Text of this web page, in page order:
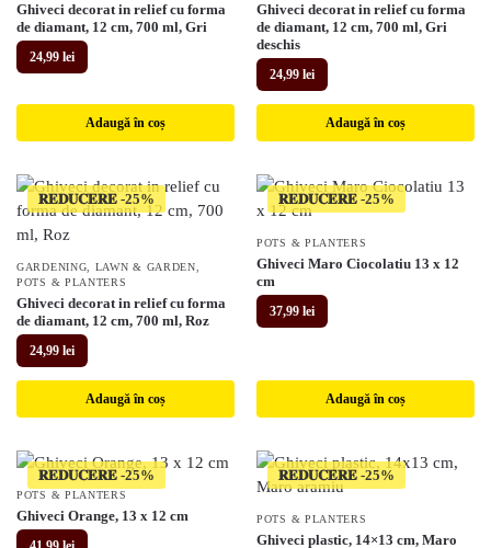
Ghiveci decorat in relief cu forma
de diamant, 12 cm, 700 ml, Gri
24,99 lei
Adaugă în coș
Ghiveci decorat in relief cu forma
de diamant, 12 cm, 700 ml, Gri
deschis
24,99 lei
Adaugă în coș
𝐑𝐄𝐃𝐔𝐂𝐄𝐑𝐄
GARDENING LAWN & GARDEN
POTS & PLANTERS
Ghiveci decorat in relief cu forma
de diamant, 12 cm, 700 ml, Roz
24,99 lei
Adaugă în coș
𝐑𝐄𝐃𝐔𝐂𝐄𝐑𝐄
POTS & PLANTERS
Ghiveci Maro Ciocolatiu 13 x 12
cm
37,99 lei
Adaugă în coș
𝐑𝐄𝐃𝐔𝐂𝐄𝐑𝐄
POTS & PLANTERS
Ghiveci Orange, 13 x 12 cm
𝐑𝐄𝐃𝐔𝐂𝐄𝐑𝐄
POTS & PLANTERS
Ghiveci plastic, 14×13 cm, Maro